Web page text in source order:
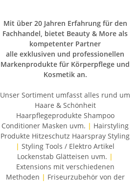
Mit über 20 Jahren Erfahrung für den
Fachhandel, bietet Beauty & More als
kompetenter Partner
alle exklusiven und professionellen
Markenprodukte für Körperpflege und
Kosmetik an.
Unser Sortiment umfasst alles rund um
Haare & Schönheit
Haarpflegeprodukte Shampoo
Conditioner Masken uvm. | Hairstyling
Produkte Hitzeschutz Haarspray Styling
| Styling Tools / Elektro Artikel
Lockenstab Glätteisen uvm. |
Extensions mit verschiedenen
Methoden | Friseurzubehör von der